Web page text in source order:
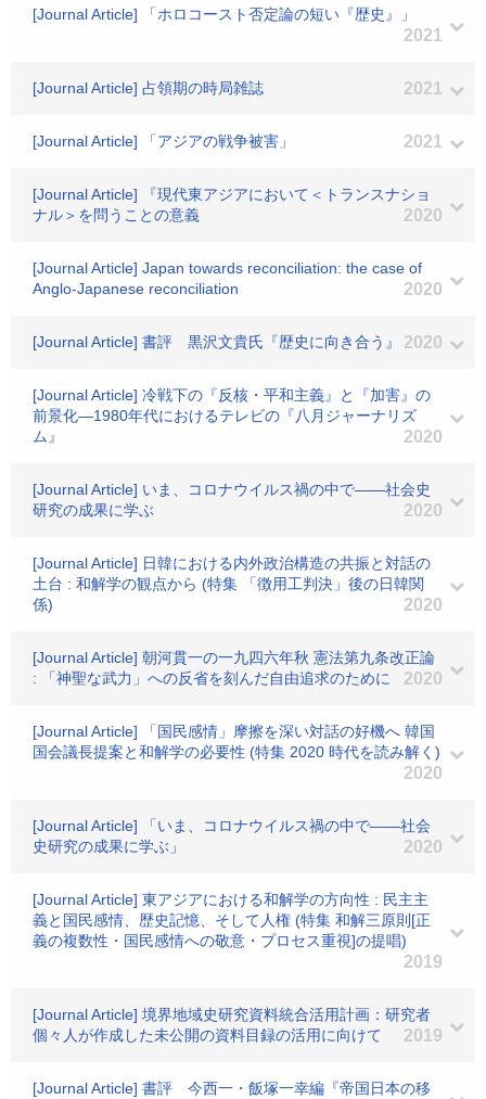
[Journal Article] 「ホロコースト否定論の短い『歴史』」
2021
[Journal Article] 占領期の時局雑誌 2021
[Journal Article] 「アジアの戦争被害」 2021
[Journal Article] 『現代東アジアにおいて＜トランスナショ
ナル＞を問うことの意義
2020
[Journal Article] Japan towards reconciliation: the case of
Anglo-Japanese reconciliation
2020
[Journal Article] 書評 黒沢文貴氏『歴史に向き合う』 2020
[Journal Article] 冷戦下の『反核・平和主義』と『加害』の
前景化―1980年代におけるテレビの『八月ジャーナリズ
ム』
2020
[Journal Article] いま、コロナウイルス禍の中で――社会史
研究の成果に学ぶ
2020
[Journal Article] 日韓における内外政治構造の共振と対話の
土台 : 和解学の観点から (特集 「徴用工判決」後の日韓関
係)
2020
[Journal Article] 朝河貫一の一九四六年秋 憲法第九条改正論
: 「神聖な武力」への反省を刻んだ自由追求のために
2020
[Journal Article] 「国民感情」摩擦を深い対話の好機へ 韓国
国会議長提案と和解学の必要性 (特集 2020 時代を読み解く)
2020
[Journal Article] 「いま、コロナウイルス禍の中で――社会
史研究の成果に学ぶ」
2020
[Journal Article] 東アジアにおける和解学の方向性 : 民主主
義と国民感情、歴史記憶、そして人権 (特集 和解三原則[正
義の複数性・国民感情への敬意・プロセス重視]の提唱)
2019
[Journal Article] 境界地域史研究資料統合活用計画：研究者
個々人が作成した未公開の資料目録の活用に向けて
2019
[Journal Article] 書評 今西一・飯塚一幸編『帝国日本の移